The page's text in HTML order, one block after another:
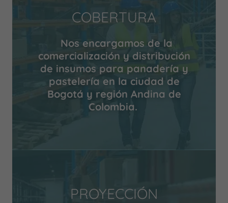
COBERTURA
Nos encargamos de la
comercialización y distribución
de insumos para panadería y
pastelería en la ciudad de
Bogotá y región Andina de
Colombia.
PROYECCIÓN